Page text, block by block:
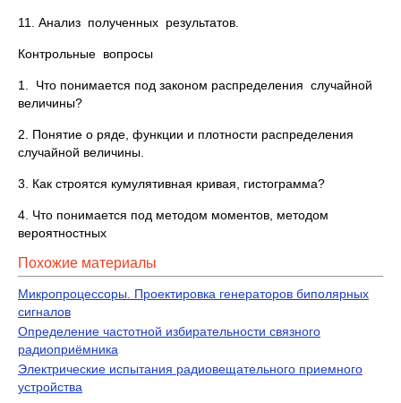
11. Анализ полученных результатов.
Контрольные вопросы
1. Что понимается под законом распределения случайной
величины?
2. Понятие о ряде, функции и плотности распределения
случайной величины.
3. Как строятся кумулятивная кривая, гистограмма?
4. Что понимается под методом моментов, методом
вероятностных
Похожие материалы
Микропроцессоры. Проектировка генераторов биполярных
сигналов
Определение частотной избирательности связного
радиоприёмника
Электрические испытания радиовещательного приемного
устройства